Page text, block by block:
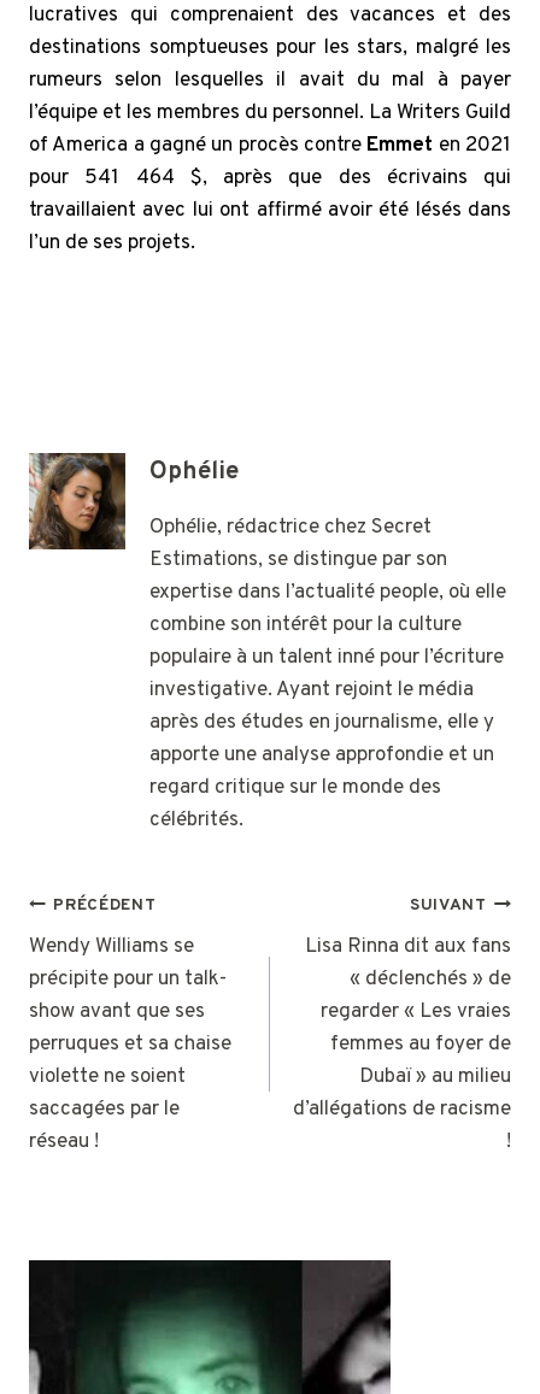
lucratives qui comprenaient des vacances et des
destinations somptueuses pour les stars, malgré les
rumeurs selon lesquelles il avait du mal à payer
l’équipe et les membres du personnel. La Writers Guild
of America a gagné un procès contre Emmet en 2021
pour 541 464 $, après que des écrivains qui
travaillaient avec lui ont affirmé avoir été lésés dans
l’un de ses projets.
Ophélie
Ophélie, rédactrice chez Secret
Estimations, se distingue par son
expertise dans l’actualité people, où elle
combine son intérêt pour la culture
populaire à un talent inné pour l’écriture
investigative. Ayant rejoint le média
après des études en journalisme, elle y
apporte une analyse approfondie et un
regard critique sur le monde des
célébrités.
NAVIGATION
DE
L’ARTICLE
PRÉCÉDENT
Wendy Williams se
précipite pour un talk-
show avant que ses
perruques et sa chaise
violette ne soient
saccagées par le
réseau !
SUIVANT
Lisa Rinna dit aux fans
« déclenchés » de
regarder « Les vraies
femmes au foyer de
Dubaï » au milieu
d’allégations de racisme
!